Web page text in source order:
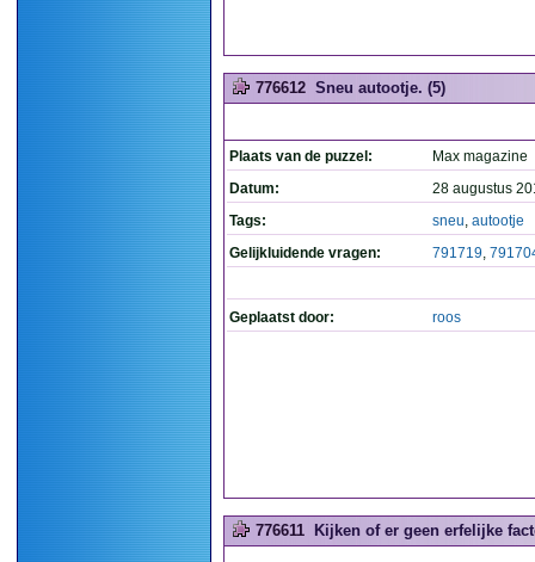
776612 Sneu autootje. (5)
Plaats van de puzzel:
Max magazine
Datum:
28 augustus
Tags:
sneu, autootje
Gelijkluidende vragen:
791719,
Geplaatst door: roos
776611 Kijken of er geen erfelijke